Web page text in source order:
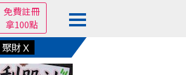
免費註冊
拿100點
聚財Ｘ